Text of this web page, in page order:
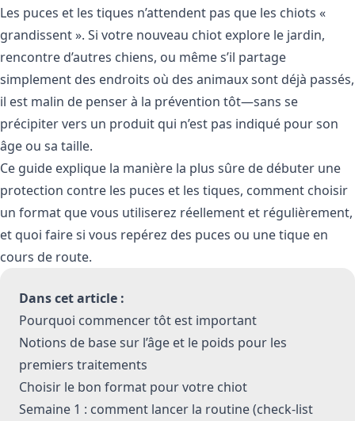
Les puces et les tiques n’attendent pas que les chiots «
grandissent ». Si votre nouveau chiot explore le jardin,
rencontre d’autres chiens, ou même s’il partage
simplement des endroits où des animaux sont déjà passés,
il est malin de penser à la prévention tôt—sans se
précipiter vers un produit qui n’est pas indiqué pour son
âge ou sa taille.
Ce guide explique la manière la plus sûre de débuter une
protection contre les puces et les tiques, comment choisir
un format que vous utiliserez réellement et régulièrement,
et quoi faire si vous repérez des puces ou une tique en
cours de route.
Dans cet article :
Pourquoi commencer tôt est important
Notions de base sur l’âge et le poids pour les
premiers traitements
Choisir le bon format pour votre chiot
Semaine 1 : comment lancer la routine (check-list